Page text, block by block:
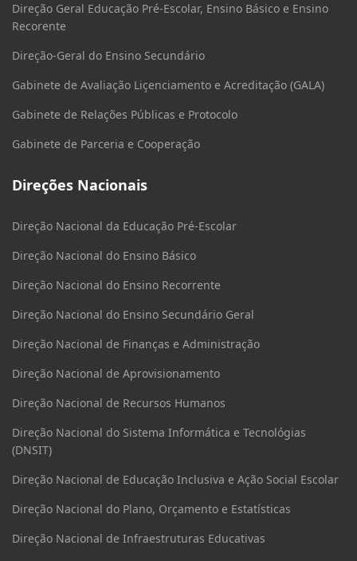
Direção Geral Educação Pré-Escolar, Ensino Básico e Ensino
Recorente
Direção-Geral do Ensino Secundário
Gabinete de Avaliação Liçenciamento e Acreditação (GALA)
Gabinete de Relações Públicas e Protocolo
Gabinete de Parceria e Cooperação
Direções Nacionais
Direção Nacional da Educação Pré-Escolar
Direção Nacional do Ensino Básico
Direção Nacional do Ensino Recorrente
Direção Nacional do Ensino Secundário Geral
Direção Nacional de Finanças e Administração
Direção Nacional de Aprovisionamento
Direção Nacional de Recursos Humanos
Direção Nacional do Sistema Informática e Tecnológias
(DNSIT)
Direção Nacional de Educação Inclusiva e Ação Social Escolar
Direção Nacional do Plano, Orçamento e Estatísticas
Direção Nacional de Infraestruturas Educativas